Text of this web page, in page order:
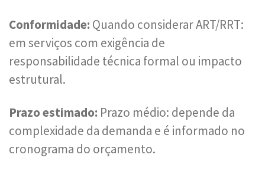
Conformidade: Quando considerar ART/RRT:
em serviços com exigência de
responsabilidade técnica formal ou impacto
estrutural.
Prazo estimado: Prazo médio: depende da
complexidade da demanda e é informado no
cronograma do orçamento.